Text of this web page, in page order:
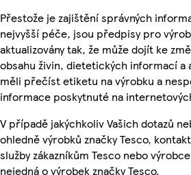
Přestože je zajištění správných
nejvyšší péče, jsou předpisy pro
aktualizovány tak, že může dojít ke
obsahu živin, dietetických informací a
měli přečíst etiketu na výrobku a
informace poskytnuté na
V případě jakýchkoliv Vašich dotazů
ohledně výrobků značky Tesco,
služby zákazníkům Tesco nebo
nejedná o výrobek značky Tesco.